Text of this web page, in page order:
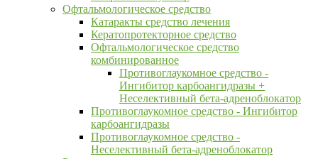
Офтальмологическое средство
Катаракты средство лечения
Кератопротекторное средство
Офтальмологическое средство
комбинированное
Противоглаукомное средство -
Ингибитор карбоангидразы +
Неселективный бета-адреноблокатор
Противоглаукомное средство - Ингибитор
карбоангидразы
Противоглаукомное средство -
Неселективный бета-адреноблокатор